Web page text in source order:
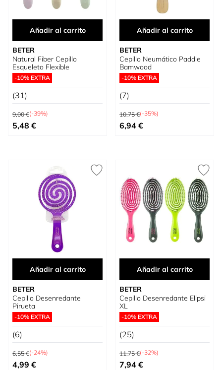
Añadir al carrito
BETER
Natural Fiber Cepillo
Esqueleto Flexible
-10% EXTRA
(31)
Precio habitual
9,00 €(-39%)
Precio especial
5,48 €
Añadir al carrito
BETER
Cepillo Neumático Paddle
Bamwood
-10% EXTRA
(7)
Precio habitual
10,75 €(-35%)
Precio especial
6,94 €
Añadir al carrito
BETER
Cepillo Desenredante
Pirueta
-10% EXTRA
(6)
Precio habitual
6,55 €(-24%)
Precio especial
4,99 €
Añadir al carrito
BETER
Cepillo Desenredante Elipsi
XL
-10% EXTRA
(25)
Precio habitual
11,75 €(-32%)
Precio especial
7,94 €